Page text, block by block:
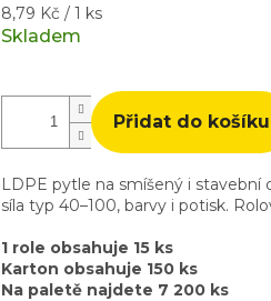
Měrná
cena:
8,79 Kč / 1 ks
Skladem
Přidat do košíku
LDPE pytle na smíšený i stavební
síla typ 40–100, barvy i potisk.
1 role obsahuje 15 ks
Karton obsahuje 150 ks
Na paletě najdete 7 200 ks